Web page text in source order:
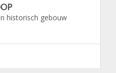
historisch gebouw